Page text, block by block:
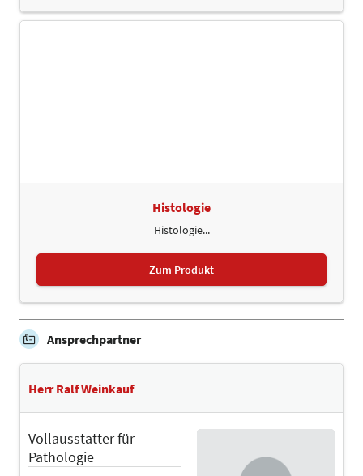
Histologie
Histologie...
Zum Produkt
Ansprechpartner
Herr Ralf Weinkauf
Vollausstatter für
Pathologie